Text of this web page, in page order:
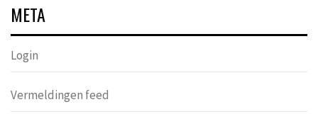
META
Login
Vermeldingen feed